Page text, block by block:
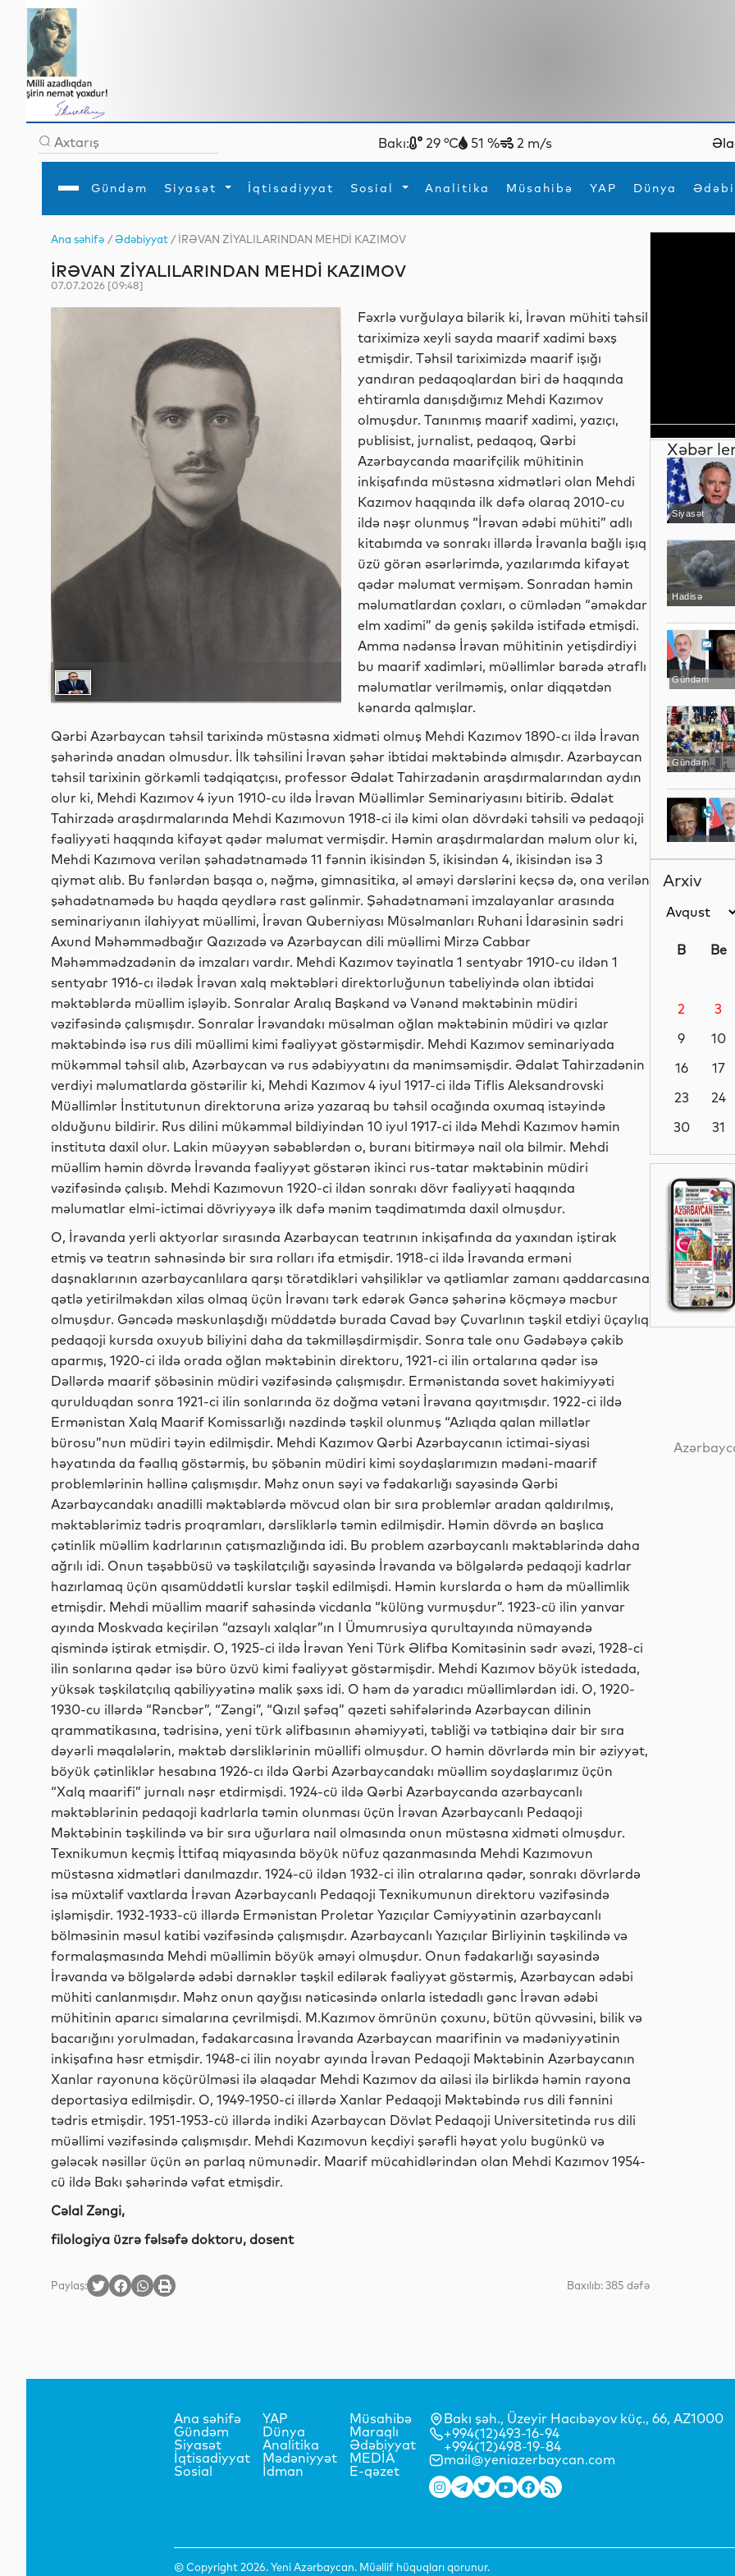
Bakı: 29 °C 51 % 2 m/s
Gündəm Siyasət İqtisadiyyat Sosial Analitika Müsahibə YAP Dünya
Gündəm
İqtisadiyyat
Analitika
Ədəbiyyat
MEDİA
Xarici siyasət
Sosial
Turizm
Hadisə
İdman
Ana səhifə /Ədəbiyyat / İRƏVAN ZİYALILARINDAN MEHDİ KAZIMOV
İRƏVAN ZİYALILARINDAN MEHDİ KAZIMOV
07.07.2026 [09:48]
Fəxrlə vurğulaya bilərik ki, İrəvan mühiti təhsil
tariximizə xeyli sayda maarif xadimi bəxş
etmişdir. Təhsil tariximizdə maarif işığı
yandıran pedaqoqlardan biri də haqqında
ehtiramla danışdığımız Mehdi Kazımov
olmuşdur. Tanınmış maarif xadimi, yazıçı,
publisist, jurnalist, pedaqoq, Qərbi
Azərbaycanda maarifçilik mühitinin
inkişafında müstəsna xidmətləri olan Mehdi
Kazımov haqqında ilk dəfə olaraq 2010-cu
ildə nəşr olunmuş “İrəvan ədəbi mühiti” adlı
kitabımda və sonrakı illərdə İrəvanla bağlı işıq
üzü görən əsərlərimdə, yazılarımda kifayət
qədər məlumat vermişəm. Sonradan həmin
məlumatlardan çoxları, o cümlədən “əməkdar
elm xadimi” də geniş şəkildə istifadə etmişdi.
Amma nədənsə İrəvan mühitinin yetişdirdiyi
bu maarif xadimləri, müəllimlər barədə ətraflı
məlumatlar verilməmiş, onlar diqqətdən
kənarda qalmışlar.
Qərbi Azərbaycan təhsil tarixində müstəsna xidməti olmuş Mehdi Kazımov 1890-cı ildə İrəvan
şəhərində anadan olmusdur. İlk təhsilini İrəvan şəhər ibtidai məktəbində almışdır. Azərbaycan
təhsil tarixinin görkəmli tədqiqatçısı, professor Ədalət Tahirzadənin araşdırmalarından aydın
olur ki, Mehdi Kazımov 4 iyun 1910-cu ildə İrəvan Müəllimlər Seminariyasını bitirib. Ədalət
Tahirzadə araşdırmalarında Mehdi Kazımovun 1918-ci ilə kimi olan dövrdəki təhsili və pedaqoji
fəaliyyəti haqqında kifayət qədər məlumat vermişdir. Həmin araşdırmalardan məlum olur ki,
Mehdi Kazımova verilən şəhadətnamədə 11 fənnin ikisindən 5, ikisindən 4, ikisindən isə 3
qiymət alıb. Bu fənlərdən başqa o, nəğmə, gimnasitika, əl əməyi dərslərini keçsə də, ona verilən
şəhadətnamədə bu haqda qeydlərə rast gəlinmir. Şəhadətnaməni imzalayanlar arasında
seminariyanın ilahiyyat müəllimi, İrəvan Quberniyası Müsəlmanları Ruhani İdarəsinin sədri
Axund Məhəmmədbağır Qazızadə və Azərbaycan dili müəllimi Mirzə Cabbar
Məhəmmədzadənin də imzaları vardır. Mehdi Kazımov təyinatla 1 sentyabr 1910-cu ildən 1
sentyabr 1916-cı ilədək İrəvan xalq məktəbləri direktorluğunun tabeliyində olan ibtidai
məktəblərdə müəllim işləyib. Sonralar Aralıq Başkənd və Vənənd məktəbinin müdiri
vəzifəsində çalışmışdır. Sonralar İrəvandakı müsəlman oğlan məktəbinin müdiri və qızlar
məktəbində isə rus dili müəllimi kimi fəaliyyət göstərmişdir. Mehdi Kazımov seminariyada
mükəmməl təhsil alıb, Azərbaycan və rus ədəbiyyatını da mənimsəmişdir. Ədalət Tahirzadənin
verdiyi məlumatlarda göstərilir ki, Mehdi Kazımov 4 iyul 1917-ci ildə Tiflis Aleksandrovski
Müəllimlər İnstitutunun direktoruna ərizə yazaraq bu təhsil ocağında oxumaq istəyində
olduğunu bildirir. Rus dilini mükəmməl bildiyindən 10 iyul 1917-ci ildə Mehdi Kazımov həmin
instituta daxil olur. Lakin müəyyən səbəblərdən o, buranı bitirməyə nail ola bilmir. Mehdi
müəllim həmin dövrdə İrəvanda fəaliyyət göstərən ikinci rus-tatar məktəbinin müdiri
vəzifəsində çalışıb. Mehdi Kazımovun 1920-ci ildən sonrakı dövr fəaliyyəti haqqında
məlumatlar elmi-ictimai dövriyyəyə ilk dəfə mənim təqdimatımda daxil olmuşdur.
O, İrəvanda yerli aktyorlar sırasında Azərbaycan teatrının inkişafında da yaxından iştirak
etmiş və teatrın səhnəsində bir sıra rolları ifa etmişdir. 1918-ci ildə İrəvanda erməni
daşnaklarının azərbaycanlılara qarşı törətdikləri vəhşiliklər və qətliamlar zamanı qəddarcasına
qətlə yetirilməkdən xilas olmaq üçün İrəvanı tərk edərək Gəncə şəhərinə köçməyə məcbur
olmuşdur. Gəncədə məskunlaşdığı müddətdə burada Cavad bəy Çuvarlının təşkil etdiyi üçaylıq
pedaqoji kursda oxuyub biliyini daha da təkmilləşdirmişdir. Sonra tale onu Gədəbəyə çəkib
aparmış, 1920-ci ildə orada oğlan məktəbinin direktoru, 1921-ci ilin ortalarına qədər isə
Dəllərdə maarif şöbəsinin müdiri vəzifəsində çalışmışdır. Ermənistanda sovet hakimiyyəti
qurulduqdan sonra 1921-ci ilin sonlarında öz doğma vətəni İrəvana qayıtmışdır. 1922-ci ildə
Ermənistan Xalq Maarif Komissarlığı nəzdində təşkil olunmuş “Azlıqda qalan millətlər
bürosu”nun müdiri təyin edilmişdir. Mehdi Kazımov Qərbi Azərbaycanın ictimai-siyasi
həyatında da fəallıq göstərmiş, bu şöbənin müdiri kimi soydaşlarımızın mədəni-maarif
problemlərinin həllinə çalışmışdır. Məhz onun səyi və fədakarlığı sayəsində Qərbi
Azərbaycandakı anadilli məktəblərdə mövcud olan bir sıra problemlər aradan qaldırılmış,
məktəblərimiz tədris proqramları, dərsliklərlə təmin edilmişdir. Həmin dövrdə ən başlıca
çətinlik müəllim kadrlarının çatışmazlığında idi. Bu problem azərbaycanlı məktəblərində daha
ağrılı idi. Onun təşəbbüsü və təşkilatçılığı sayəsində İrəvanda və bölgələrdə pedaqoji kadrlar
hazırlamaq üçün qısamüddətli kurslar təşkil edilmişdi. Həmin kurslarda o həm də müəllimlik
etmişdir. Mehdi müəllim maarif sahəsində vicdanla “külüng vurmuşdur”. 1923-cü ilin yanvar
ayında Moskvada keçirilən “azsaylı xalqlar”ın I Ümumrusiya qurultayında nümayəndə
qismində iştirak etmişdir. O, 1925-ci ildə İrəvan Yeni Türk Əlifba Komitəsinin sədr əvəzi, 1928-ci
ilin sonlarına qədər isə büro üzvü kimi fəaliyyət göstərmişdir. Mehdi Kazımov böyük istedada,
yüksək təşkilatçılıq qabiliyyətinə malik şəxs idi. O həm də yaradıcı müəllimlərdən idi. O, 1920-
1930-cu illərdə “Rəncbər”, “Zəngi”, “Qızıl şəfəq” qəzeti səhifələrində Azərbaycan dilinin
qrammatikasına, tədrisinə, yeni türk əlifbasının əhəmiyyəti, təbliği və tətbiqinə dair bir sıra
dəyərli məqalələrin, məktəb dərsliklərinin müəllifi olmuşdur. O həmin dövrlərdə min bir əziyyət,
böyük çətinliklər hesabına 1926-cı ildə Qərbi Azərbaycandakı müəllim soydaşlarımız üçün
“Xalq maarifi” jurnalı nəşr etdirmişdi. 1924-cü ildə Qərbi Azərbaycanda azərbaycanlı
məktəblərinin pedaqoji kadrlarla təmin olunması üçün İrəvan Azərbaycanlı Pedaqoji
Məktəbinin təşkilində və bir sıra uğurlara nail olmasında onun müstəsna xidməti olmuşdur.
Texnikumun keçmiş İttifaq miqyasında böyük nüfuz qazanmasında Mehdi Kazımovun
müstəsna xidmətləri danılmazdır. 1924-cü ildən 1932-ci ilin otralarına qədər, sonrakı dövrlərdə
isə müxtəlif vaxtlarda İrəvan Azərbaycanlı Pedaqoji Texnikumunun direktoru vəzifəsində
işləmişdir. 1932-1933-cü illərdə Ermənistan Proletar Yazıçılar Cəmiyyətinin azərbaycanlı
bölməsinin məsul katibi vəzifəsində çalışmışdır. Azərbaycanlı Yazıçılar Birliyinin təşkilində və
formalaşmasında Mehdi müəllimin böyük əməyi olmuşdur. Onun fədakarlığı sayəsində
İrəvanda və bölgələrdə ədəbi dərnəklər təşkil edilərək fəaliyyət göstərmiş, Azərbaycan ədəbi
mühiti canlanmışdır. Məhz onun qayğısı nəticəsində onlarla istedadlı gənc İrəvan ədəbi
mühitinin aparıcı simalarına çevrilmişdi. M.Kazımov ömrünün çoxunu, bütün qüvvəsini, bilik və
bacarığını yorulmadan, fədakarcasına İrəvanda Azərbaycan maarifinin və mədəniyyətinin
inkişafına həsr etmişdir. 1948-ci ilin noyabr ayında İrəvan Pedaqoji Məktəbinin Azərbaycanın
Xanlar rayonuna köçürülməsi ilə əlaqədar Mehdi Kazımov da ailəsi ilə birlikdə həmin rayona
deportasiya edilmişdir. O, 1949-1950-ci illərdə Xanlar Pedaqoji Məktəbində rus dili fənnini
tədris etmişdir. 1951-1953-cü illərdə indiki Azərbaycan Dövlət Pedaqoji Universitetində rus dili
müəllimi vəzifəsində çalışmışdır. Mehdi Kazımovun keçdiyi şərəfli həyat yolu bugünkü və
gələcək nəsillər üçün ən parlaq nümunədir. Maarif mücahidlərindən olan Mehdi Kazımov 1954-
cü ildə Bakı şəhərində vəfat etmişdir.
Cəlal Zəngi,
filologiya üzrə fəlsəfə doktoru, dosent
Paylaş: Baxılıb: 385 dəfə
Xəbər
Siyasət
Hadisə
Gündəm
Gündəm
Gündəm
Sosial
Analitik
Siyasət
Dünya
Maraqlı
Arxiv
B Be
2
3
9
10
16
17
23
24
30
31
Ana səhifə
Gündəm
Siyasət
İqtisadiyyat
Sosial
YAP
Dünya
Analitika
Mədəniyyət
İdman
Müsahibə
Maraqlı
Ədəbiyyat
MEDİA
E-qəzet
Bakı şəh., Üzeyir Hacıbəyov küç., 66, AZ1000
+994(12)493-16-94
+994(12)498-19-84
mail@yeniazerbaycan.com
© Copyright 2026. Yeni Azərbaycan. Müəllif hüquqları qorunur.